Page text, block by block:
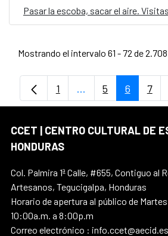
Mostrando el intervalo 61 - 72 de
Página
1 ...PáginasPágina
5 Página
6 7
CCET | CENTRO CULTURAL DE
HONDURAS
Col. Palmira 1ª Calle, #655, Contiguo al
Artesanos, Tegucigalpa, Honduras
Horario de apertura al público de
10:00a.m. a 8:00p.m
Correo electrónico : info.ccet@aecid.es